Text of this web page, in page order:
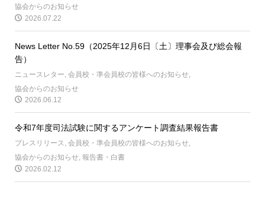
協会からのお知らせ
2026.07.22
News Letter No.59（2025年12月6日〔土〕理事会及び総会報
告）
ニュースレター, 会員校・準会員校の皆様へのお知らせ,
協会からのお知らせ
2026.06.12
令和7年度司法試験に関するアンケート調査結果報告書
プレスリリース, 会員校・準会員校の皆様へのお知らせ,
協会からのお知らせ 報告書・白書
2026.02.12